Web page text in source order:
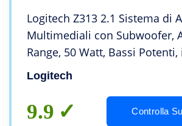
Logitech Z313 2.1 Sistema di
Multimediali con Subwoofer,
Range, 50 Watt, Bassi
3,5 mm , ‎Presa EU/IT,
PC/PS4/Xbox/TV/Smartphone/
Logitech
9.9 Controlla